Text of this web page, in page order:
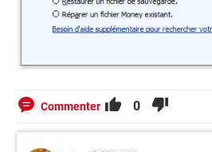
Commenter 0